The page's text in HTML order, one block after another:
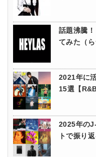
話題沸騰
てみた（ら
2021年に
15選【
2025年の
トで振り